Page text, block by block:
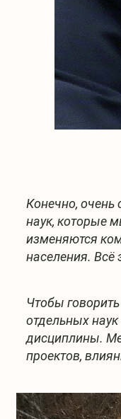
Конечно, очень
наук, которые
изменяются
населения. Всё
Чтобы
отдельных
дисциплины.
проектов,